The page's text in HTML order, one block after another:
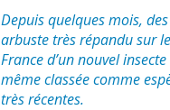
Depuis quelques mois,
arbuste très répandu sur
France d’un nouvel
même classée comme
très récentes.